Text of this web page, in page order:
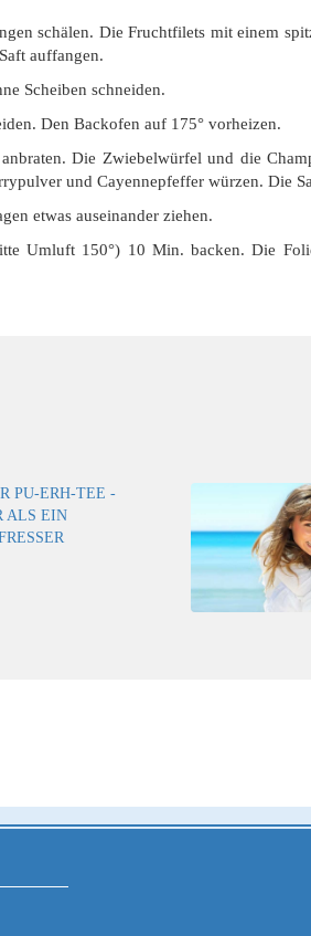
schälen. Die Fruchtfilets mit einem
auffangen.
Scheiben schneiden.
Den Backofen auf 175° vorheizen.
Die Zwiebelwürfel und die
und Cayennepfeffer würzen. Die
etwas auseinander ziehen.
Umluft 150°) 10 Min. backen. Die
PU-ERH-TEE -
ALS EIN